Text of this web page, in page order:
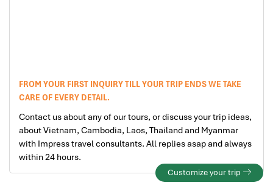
FROM YOUR FIRST INQUIRY TILL YOUR TRIP ENDS WE TAKE
CARE OF EVERY DETAIL.
Contact us about any of our tours, or discuss your trip ideas,
about Vietnam, Cambodia, Laos, Thailand and Myanmar
with Impress travel consultants. All replies asap and always
within 24 hours.
Customize your trip